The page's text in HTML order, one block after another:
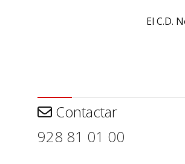
El C.D.
Contactar
928 81 01 00